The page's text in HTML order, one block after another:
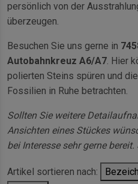
persönlich von der
überzeugen.
Besuchen Sie uns gerne in
Autobahnkreuz A6/A7. Hier
polierten Steins spüren und
Fossilien in Ruhe betrachten.
Sollten Sie weitere
Ansichten eines Stückes
bei Interesse sehr gerne
Artikel sortieren nach: